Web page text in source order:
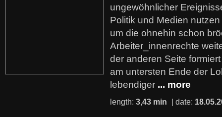
ungewöhnlicher
Politik und Medien
um die ohnehin schon
Arbeiter_innenrechte
der anderen Seite
am untersten Ende der
lebendiger ... more
length: 3,43 min | date: